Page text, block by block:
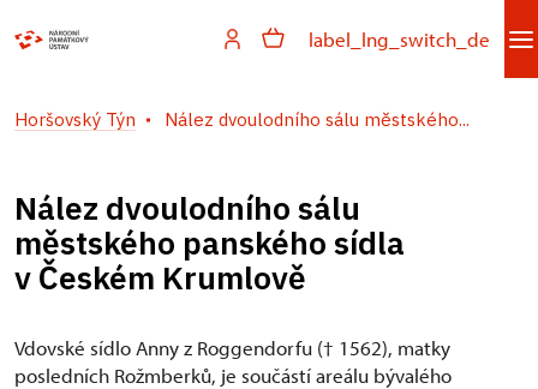
label_lng_switch_de
Horšovský Týn Nález dvoulodního sálu městského...
Nález dvoulodního sálu
městského panského sídla
v Českém Krumlově
Vdovské sídlo Anny z Roggendorfu († 1562), matky
posledních Rožmberků, je součástí areálu bývalého